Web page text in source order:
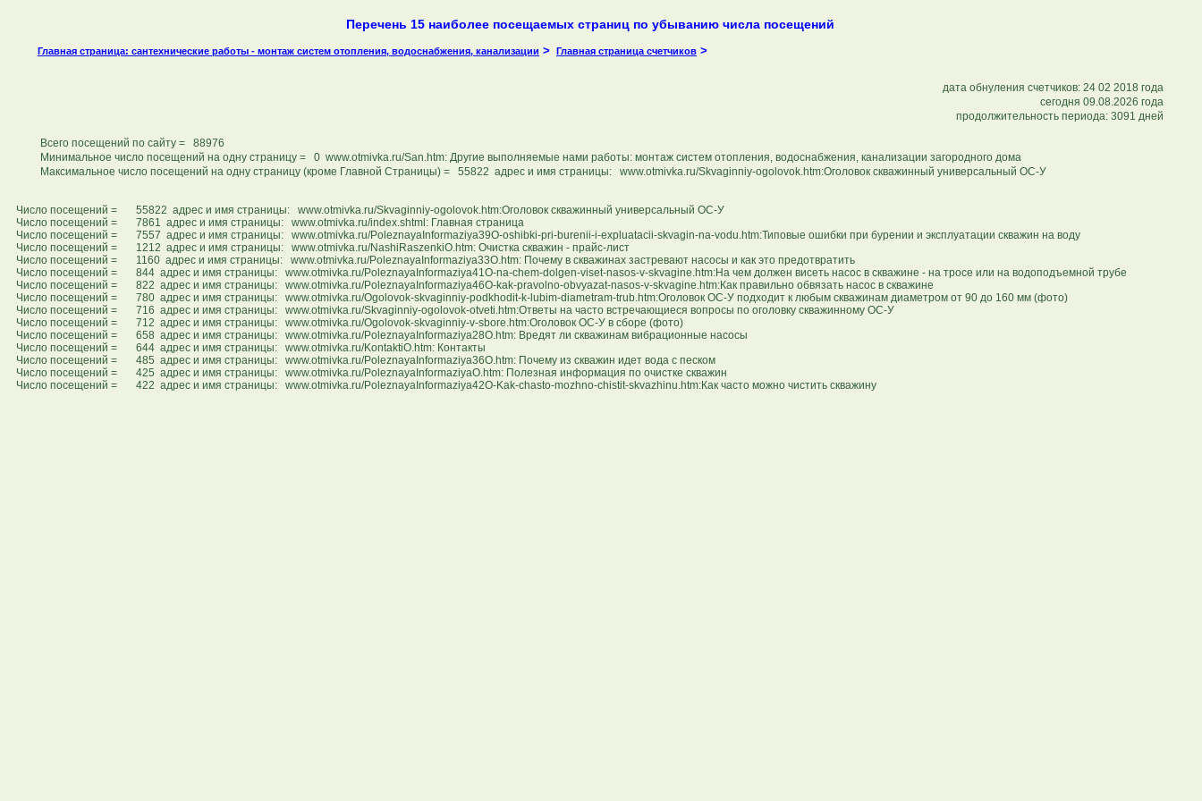
Перечень 15 наиболее посещаемых страниц по убыванию числа посещений
Главная страница: сантехнические работы - монтаж систем отопления, водоснабжения, канализации > Главная страница счетчиков >
дата обнуления счетчиков: 24 02 2018 года
сегодня 09.08.2026 года
продолжительность периода: 3091 дней
Всего посещений по сайту = 88976
Минимальное число посещений на одну страницу = 0 www.otmivka.ru/San.htm: Другие выполняемые нами работы: монтаж систем отопления, водоснабжения, канализации загородного дома
Максимальное число посещений на одну страницу (кроме Главной Страницы) = 55822 адрес и имя страницы: www.otmivka.ru/Skvaginniy-ogolovok.htm:Оголовок скважинный универсальный ОС-У
Число посещений = 55822 адрес и имя страницы: www.otmivka.ru/Skvaginniy-ogolovok.htm:Оголовок скважинный универсальный ОС-У
Число посещений = 7861 адрес и имя страницы: www.otmivka.ru/index.shtml: Главная страница
Число посещений = 7557 адрес и имя страницы: www.otmivka.ru/PoleznayaInformaziya39O-oshibki-pri-burenii-i-expluatacii-skvagin-na-vodu.htm:Типовые ошибки при бурении и эксплуатации скважин на воду
Число посещений = 1212 адрес и имя страницы: www.otmivka.ru/NashiRaszenkiO.htm: Очистка скважин - прайс-лист
Число посещений = 1160 адрес и имя страницы: www.otmivka.ru/PoleznayaInformaziya33O.htm: Почему в скважинах застревают насосы и как это предотвратить
Число посещений = 844 адрес и имя страницы: www.otmivka.ru/PoleznayaInformaziya41O-na-chem-dolgen-viset-nasos-v-skvagine.htm:На чем должен висеть насос в скважине - на тросе или на водоподъемной трубе
Число посещений = 822 адрес и имя страницы: www.otmivka.ru/PoleznayaInformaziya46O-kak-pravolno-obvyazat-nasos-v-skvagine.htm:Как правильно обвязать насос в скважине
Число посещений = 780 адрес и имя страницы: www.otmivka.ru/Ogolovok-skvaginniy-podkhodit-k-lubim-diametram-trub.htm:Оголовок ОС-У подходит к любым скважинам диаметром от 90 до 160 мм (фото)
Число посещений = 716 адрес и имя страницы: www.otmivka.ru/Skvaginniy-ogolovok-otveti.htm:Ответы на часто встречающиеся вопросы по оголовку скважинному ОС-У
Число посещений = 712 адрес и имя страницы: www.otmivka.ru/Ogolovok-skvaginniy-v-sbore.htm:Оголовок ОС-У в сборе (фото)
Число посещений = 658 адрес и имя страницы: www.otmivka.ru/PoleznayaInformaziya28O.htm: Вредят ли скважинам вибрационные насосы
Число посещений = 644 адрес и имя страницы: www.otmivka.ru/KontaktiO.htm: Контакты
Число посещений = 485 адрес и имя страницы: www.otmivka.ru/PoleznayaInformaziya36O.htm: Почему из скважин идет вода с песком
Число посещений = 425 адрес и имя страницы: www.otmivka.ru/PoleznayaInformaziyaO.htm: Полезная информация по очистке скважин
Число посещений = 422 адрес и имя страницы: www.otmivka.ru/PoleznayaInformaziya42O-Kak-chasto-mozhno-chistit-skvazhinu.htm:Как часто можно чистить скважину